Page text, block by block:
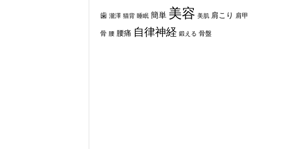
歯 瀧澤 猫背 睡眠 簡単 美容 美肌 肩こり 肩甲
骨 腰 腰痛 自律神経 鍛える 骨盤